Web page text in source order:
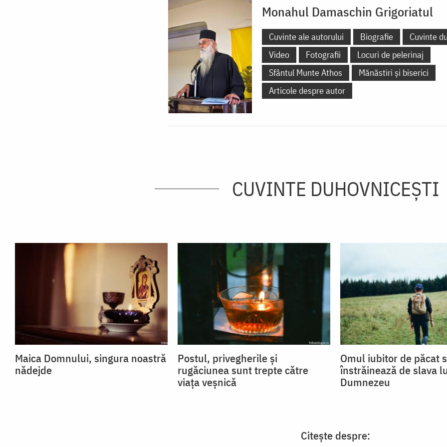
Monahul Damaschin Grigoriatul
Cuvinte ale autorului Biografie
Cuvinte
Video
Fotografii
Locuri de pelerinaj
Sfântul Munte Athos
Mănăstiri și biserici
Articole despre autor
CUVINTE DUHOVNICEȘTI
Maica Domnului, singura noastră
nădejde
Postul, privegherile și
rugăciunea sunt trepte către
viața veșnică
Omul iubitor de păcat
înstrăinează de slava
Dumnezeu
Citește despre: